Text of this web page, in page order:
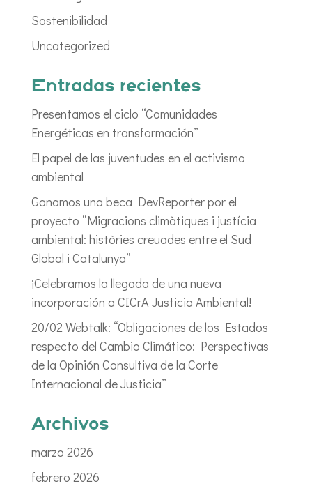
Sostenibilidad
Uncategorized
Entradas recientes
Presentamos el ciclo “Comunidades
Energéticas en transformación”
El papel de las juventudes en el activismo
ambiental
Ganamos una beca DevReporter por el
proyecto “Migracions climàtiques i justícia
ambiental: històries creuades entre el Sud
Global i Catalunya”
¡Celebramos la llegada de una nueva
incorporación a CICrA Justicia Ambiental!
20/02 Webtalk: “Obligaciones de los Estados
respecto del Cambio Climático: Perspectivas
de la Opinión Consultiva de la Corte
Internacional de Justicia”
Archivos
marzo 2026
febrero 2026